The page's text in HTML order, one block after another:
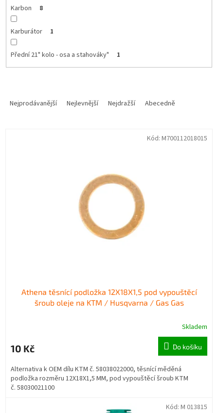
Karbon 8
Karburátor 1
Přední 21" kolo - osa a stahováky" 1
Nejprodávanější Nejlevnější Nejdražší Abecedně
Athena těsnící podložka 12X18X1,5 pod vypouštěcí
šroub oleje na KTM / Husqvarna / Gas Gas
Skladem
10 Kč Do košíku
Alternativa k OEM dílu KTM č. 58038022000, těsnící měděná
podložka rozměru 12X18X1,5 MM, pod vypouštěcí šroub KTM
č. 58030021100
Kód: M700112018015
Kód: M 013815